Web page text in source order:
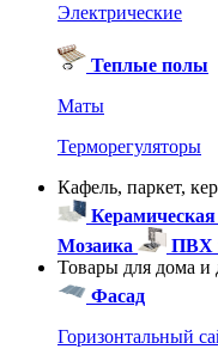
Электрические
Теплые полы
Маты
Терморегуляторы
Кафель, паркет,
Мозаика
ПВХ
Товары для дома и
Фасад
Горизонтальный